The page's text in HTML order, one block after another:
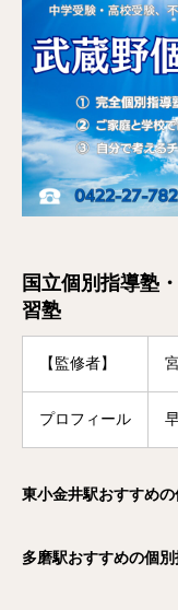
国立個別指導塾
習塾
【監修者】
プロフィール
東小金井駅おすすめ
多磨駅おすすめの個